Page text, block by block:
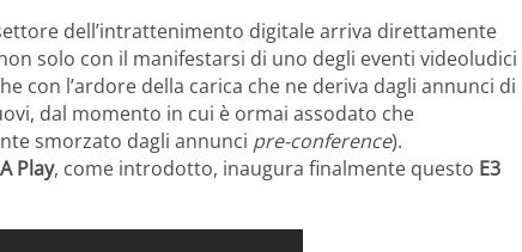
dell’intrattenimento digitale arriva direttamente
solo con il manifestarsi di uno degli eventi videoludici
con l’ardore della carica che ne deriva dagli annunci di
dal momento in cui è ormai assodato che
smorzato dagli annunci pre-conference).
Play, come introdotto, inaugura finalmente questo E3